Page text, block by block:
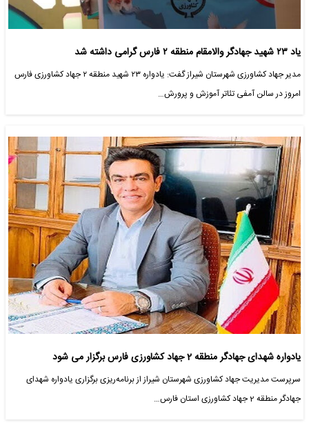
یاد ۲۳ شهید جهادگر والامقام منطقه ۲ فارس گرامی داشته شد
مدیر جهاد کشاورزی شهرستان شیراز گفت: یادواره ۲۳ شهید منطقه ۲ جهاد کشاورزی فارس
امروز در سالن آمفی تئاتر آموزش و پرورش…
یادواره شهدای جهادگر منطقه 2 جهاد کشاورزی فارس برگزار می شود
سرپرست مدیریت جهاد کشاورزی شهرستان شیراز از برنامه‌ریزی برگزاری یادواره شهدای
جهادگر منطقه 2 جهاد کشاورزی استان فارس…